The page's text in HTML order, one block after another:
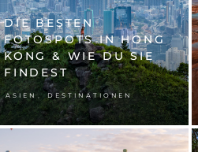
DIE BESTEN
FOTOSPOTS IN HONG
KONG & WIE DU SIE
FINDEST
ASIEN , DESTINATIONEN